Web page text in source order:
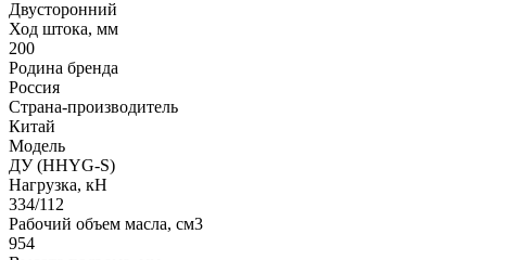
Двусторонний
Ход штока, мм
200
Родина бренда
Россия
Страна-производитель
Китай
Модель
ДУ (HHYG-S)
Нагрузка, кН
334/112
Рабочий объем масла, см3
954